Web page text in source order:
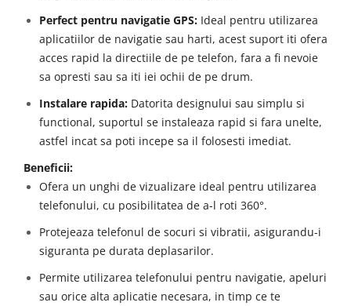
Perfect pentru navigatie GPS: Ideal pentru utilizarea
aplicatiilor de navigatie sau harti, acest suport iti ofera
acces rapid la directiile de pe telefon, fara a fi nevoie
sa opresti sau sa iti iei ochii de pe drum.
Instalare rapida: Datorita designului sau simplu si
functional, suportul se instaleaza rapid si fara unelte,
astfel incat sa poti incepe sa il folosesti imediat.
Beneficii:
Ofera un unghi de vizualizare ideal pentru utilizarea
telefonului, cu posibilitatea de a-l roti 360°.
Protejeaza telefonul de socuri si vibratii, asigurandu-i
siguranta pe durata deplasarilor.
Permite utilizarea telefonului pentru navigatie, apeluri
sau orice alta aplicatie necesara, in timp ce te